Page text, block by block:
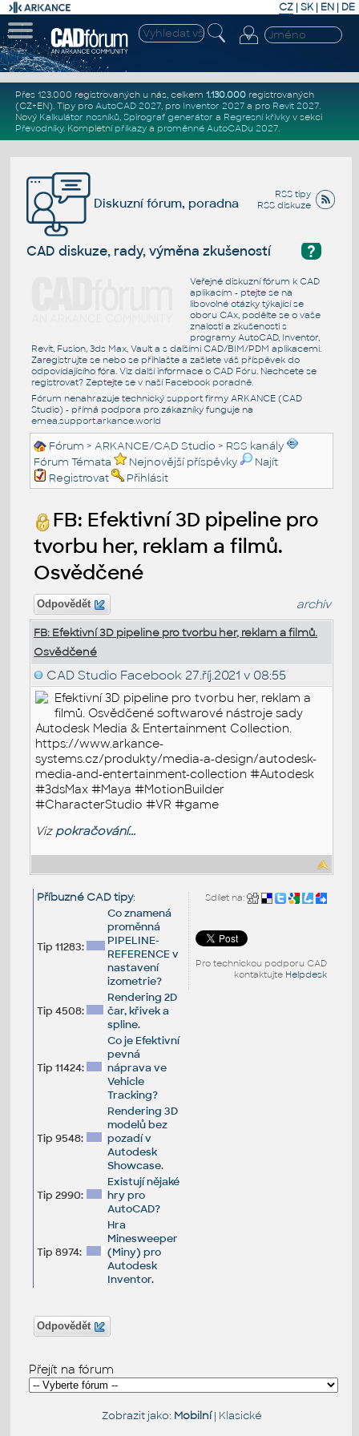
CZ | SK| EN | DE
Přes 123.000 registrovaných u nás, celkem 1.130.000registrovaných
(CZ+EN). Tipy pro AutoCAD 2027, pro Inventor 2027a pro Revit 2027.
Nový Kalkulátor nosníků, Spirograf generátor a Regresní křivkyv sekci
Převodníky. Kompletní příkazya proměnné AutoCADu 2027.
RSS tipy
RSS diskuze
Diskuzní fórum, poradna
?
CAD diskuze, rady, výměna zkušeností
Veřejné diskuzní fórum k CAD
aplikacím - ptejte se na
libovolné otázky týkající se
oboru CAx, podělte se o vaše
znalosti a zkušenosti s
programy AutoCAD, Inventor,
Revit, Fusion, 3ds Max, Vault a s dalšími CAD/BIM/PDM aplikacemi.
Zaregistrujte se nebo se přihlašte a zašlete váš příspěvek do
odpovídajícího fóra. Viz další informace o CAD Fóru. Nechcete se
registrovat? Zeptejte se v naší Facebook poradně.
Fórum nenahrazuje technický support firmy ARKANCE (CAD
Studio) - přímá podpora pro zákazníky funguje na
emea.support.arkance.world
Fórum >ARKANCE/CAD Studio > RSS kanály
Fórum Témata
Nejnovější příspěvky
Najít
Registrovat
Přihlásit
FB: Efektivní 3D pipeline pro
tvorbu her, reklam a filmů.
Osvědčené
Odpovědět archiv
FB: Efektivní 3D pipeline pro tvorbu her, reklam a filmů.
Osvědčené
CAD Studio Facebook 27.říj.2021 v 08:55
Efektivní 3D pipeline pro tvorbu her, reklam a
filmů. Osvědčené softwarové nástroje sady
Autodesk Media & Entertainment Collection.
https://www.arkance-
systems.cz/produkty/media-a-design/autodesk-
media-and-entertainment-collection #Autodesk
#3dsMax #Maya #MotionBuilder
#CharacterStudio #VR #game
Viz pokračování...
Sdílet na:
Pro technickou podporu CAD
kontaktujte Helpdesk
Příbuzné CAD tipy:
Tip 11283:
Co znamená
proměnná
PIPELINE-
REFERENCE v
nastavení
izometrie?
Tip 4508:
Rendering 2D
čar, křivek a
spline.
Tip 11424:
Co je Efektivní
pevná
náprava ve
Vehicle
Tracking?
Tip 9548:
Rendering 3D
modelů bez
pozadí v
Autodesk
Showcase.
Tip 2990:
Existují nějaké
hry pro
AutoCAD?
Tip 8974:
Hra
Minesweeper
(Miny) pro
Autodesk
Inventor.
Odpovědět
Přejít na fórum
Zobrazit jako: Mobilní| Klasické